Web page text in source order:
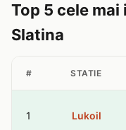
Top 5 cele
Slatina
# STATIE
1 Lukoil